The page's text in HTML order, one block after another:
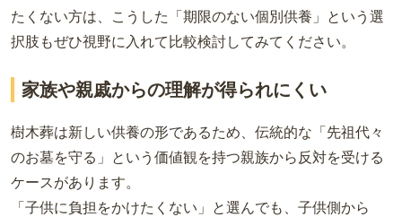
たくない方は、こうした「期限のない個別供養」という選
択肢もぜひ視野に入れて比較検討してみてください。
家族や親戚からの理解が得られにくい
樹木葬は新しい供養の形であるため、伝統的な「先祖代々
のお墓を守る」という価値観を持つ親族から反対を受ける
ケースがあります。
「子供に負担をかけたくない」と選んでも、子供側から